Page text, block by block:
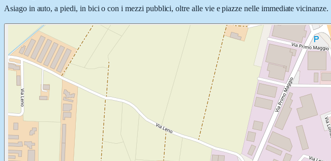
Asiago in auto, a piedi, in bici o con i mezzi pubblici, oltre alle vie e piazze nelle immediate vicinanze.